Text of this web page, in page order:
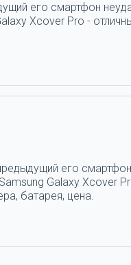
его смартфон
Xcover Pro -
его
Galaxy Xcover
батарея, цена.